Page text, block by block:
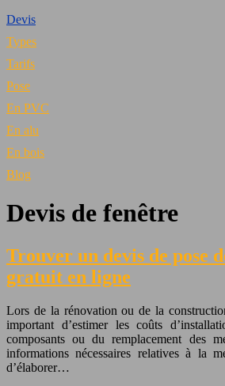
Devis
Types
Tarifs
Pose
En PVC
En alu
En bois
Blog
Devis de fenêtre
Trouver un devis de pose
gratuit en ligne
Lors de la rénovation ou de la
important d’estimer les coûts
composants ou du remplacement des
informations nécessaires relatives à la
d’élaborer…